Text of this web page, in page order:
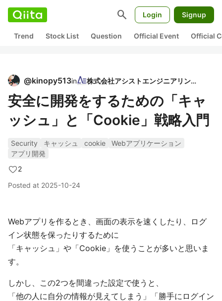
search Login Signup
Trend Stock List Question Official Event Official
@kinopy513in 株式会社アシストエンジニアリング
安全に開発をするための「キャ
ッシュ」と「Cookie」戦略入門
Security キャッシュ cookie
Webアプリケーション
アプリ開発
2
Posted at 2025-10-24
Webアプリを作るとき、画面の表示を速くしたり、ログ
イン状態を保ったりするために
「キャッシュ」や「Cookie」を使うことが多いと思いま
す。
しかし、この2つを間違った設定で使うと、
「他の人に自分の情報が見えてしまう」「勝手にログイン